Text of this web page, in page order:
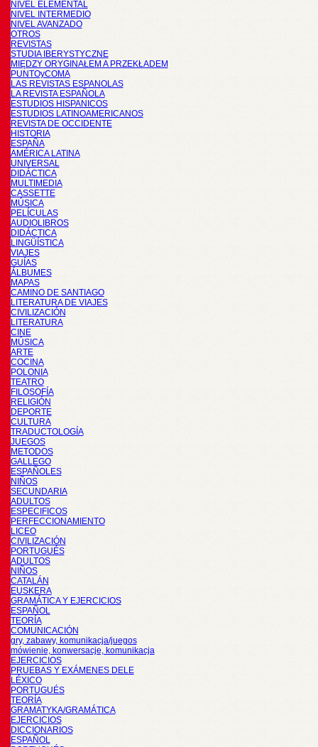
NIVEL ELEMENTAL
NIVEL INTERMEDIO
NIVEL AVANZADO
OTROS
REVISTAS
STUDIA IBERYSTYCZNE
MIĘDZY ORYGINAŁEM A PRZEKŁADEM
PUNTOyCOMA
LAS REVISTAS ESPANOLAS
LA REVISTA ESPAÑOLA
ESTUDIOS HISPANICOS
ESTUDIOS LATINOAMERICANOS
REVISTA DE OCCIDENTE
HISTORIA
ESPAÑA
AMÉRICA LATINA
UNIVERSAL
DIDÁCTICA
MULTIMEDIA
CASSETTE
MÚSICA
PELÍCULAS
AUDIOLIBROS
DIDÁCTICA
LINGÜÍSTICA
VIAJES
GUÍAS
ÁLBUMES
MAPAS
CAMINO DE SANTIAGO
LITERATURA DE VIAJES
CIVILIZACIÓN
LITERATURA
CINE
MÚSICA
ARTE
COCINA
POLONIA
TEATRO
FILOSOFÍA
RELIGIÓN
DEPORTE
CULTURA
TRADUCTOLOGÍA
JUEGOS
METODOS
GALLEGO
ESPAÑOLES
NIÑOS
SECUNDARIA
ADULTOS
ESPECIFICOS
PERFECCIONAMIENTO
LICEO
CIVILIZACIÓN
PORTUGUÉS
ADULTOS
NIÑOS
CATALÁN
EUSKERA
GRAMÁTICA Y EJERCICIOS
ESPAÑOL
TEORÍA
COMUNICACIÓN
gry, zabawy, komunikacja/juegos
mówienie, konwersacje, komunikacja
EJERCICIOS
PRUEBAS Y EXÁMENES DELE
LÉXICO
PORTUGUÉS
TEORÍA
GRAMATYKA/GRAMÁTICA
EJERCICIOS
DICCIONARIOS
ESPAÑOL